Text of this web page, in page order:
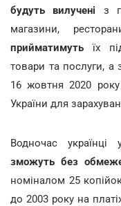
будуть вилучені з
магазини,
прийматимутьїх
товари та послуги, а
16 жовтня 2020
України для
Водночас
зможуть без
номіналом 25
до 2003 року на